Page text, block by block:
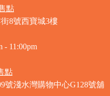
點
8號西寶城3樓
- 11:00pm
點
號淺水灣購物中心G128號舖